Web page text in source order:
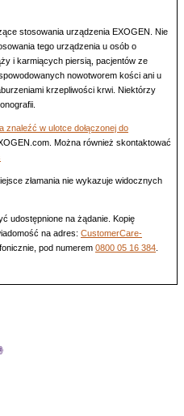
stosowania urządzenia EXOGEN. Nie
tego urządzenia u osób o
i karmiących piersią, pacjentów ze
nowotworem kości ani u
krzepliwości krwi. Niektórzy
znaleźć w ulotce dołączonej do
Można również skontaktować
złamania nie wykazuje widocznych
udostępnione na żądanie. Kopię
na adres: CustomerCare-
pod numerem 0800 05 16 384